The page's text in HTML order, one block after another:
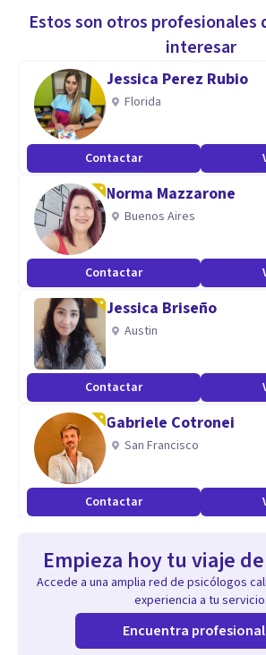
Estos son otros profesionales
interesar
Jessica Perez Rubio
Florida
Contactar
Norma Mazzarone
Buenos Aires
Contactar
Jessica Briseño
Austin
Contactar
Gabriele Cotronei
San Francisco
Contactar
Empieza hoy tu viaje
Accede a una amplia red de psicólogos
experiencia a tu servicio.
Encuentra